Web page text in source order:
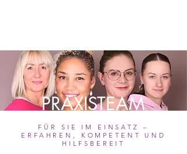
PRAXISTEAM
FÜR SIE IM EINSATZ –
ERFAHREN, KOMPETENT UND
HILFSBEREIT